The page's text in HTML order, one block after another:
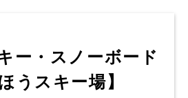
ー・スノーボード
うスキー場】